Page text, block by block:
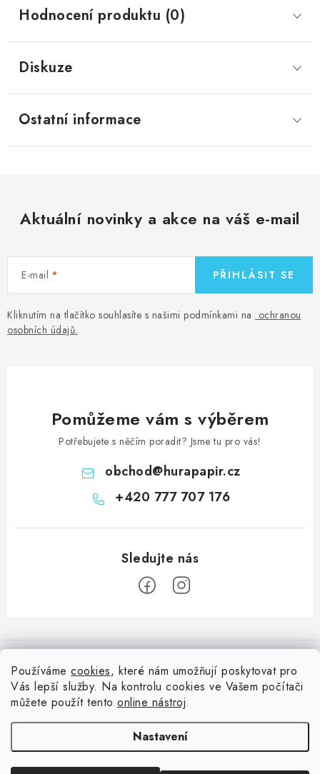
Používáme cookies, které nám umožňují poskytovat pro
Vás lepší služby. Na kontrolu cookies ve Vašem počítači
můžete použít tento online nástroj.
Nastavení
Hodnocení produktu (0)
Diskuze
Ostatní informace
Aktuální novinky a akce na váš e-mail
E-mail
Kliknutím na tlačítko souhlasíte s našimi podmínkami na ochranou
osobních údajů.
PŘIHLÁSIT SE
Pomůžeme vám s výběrem
Potřebujete s něčím poradit? Jsme tu pro vás!
obchod@hurapapir.cz
+420 777 707 176
á
Doprava
Oblíbené ♥️
Nepřehlédněte
Blog s nápady a návody
Slovník pojmů, české návody